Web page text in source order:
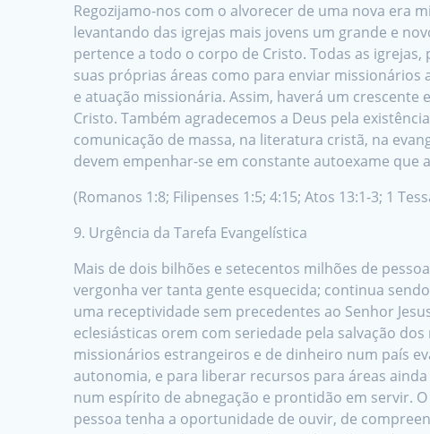
Regozijamo-nos com o alvorecer de uma nova era
levantando das igrejas mais jovens um grande e
pertence a todo o corpo de Cristo. Todas as
suas próprias áreas como para enviar
e atuação missionária. Assim, haverá um
Cristo. Também agradecemos a Deus pela
comunicação de massa, na literatura cristã, na
devem empenhar-se em constante autoexame que
(Romanos 1:8; Filipenses 1:5; 4:15; Atos 13:1-3; 1
9. Urgência da Tarefa Evangelística
Mais de dois bilhões e setecentos milhões de
vergonha ver tanta gente esquecida; continua
uma receptividade sem precedentes ao Senhor
eclesiásticas orem com seriedade pela salvação
missionários estrangeiros e de dinheiro num país
autonomia, e para liberar recursos para áreas
num espírito de abnegação e prontidão em servir.
pessoa tenha a oportunidade de ouvir, de